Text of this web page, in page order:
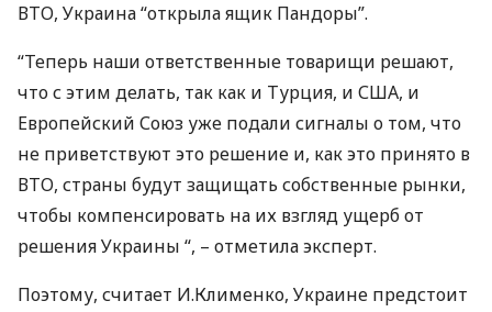
ВТО, Украина “открыла ящик Пандоры”.
“Теперь наши ответственные товарищи решают,
что с этим делать, так как и Турция, и США, и
Европейский Союз уже подали сигналы о том, что
не приветствуют это решение и, как это принято в
ВТО, страны будут защищать собственные рынки,
чтобы компенсировать на их взгляд ущерб от
решения Украины “, – отметила эксперт.
Поэтому, считает И.Клименко, Украине предстоит